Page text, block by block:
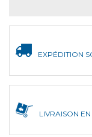
EXPÉDITION
LIVRAISON